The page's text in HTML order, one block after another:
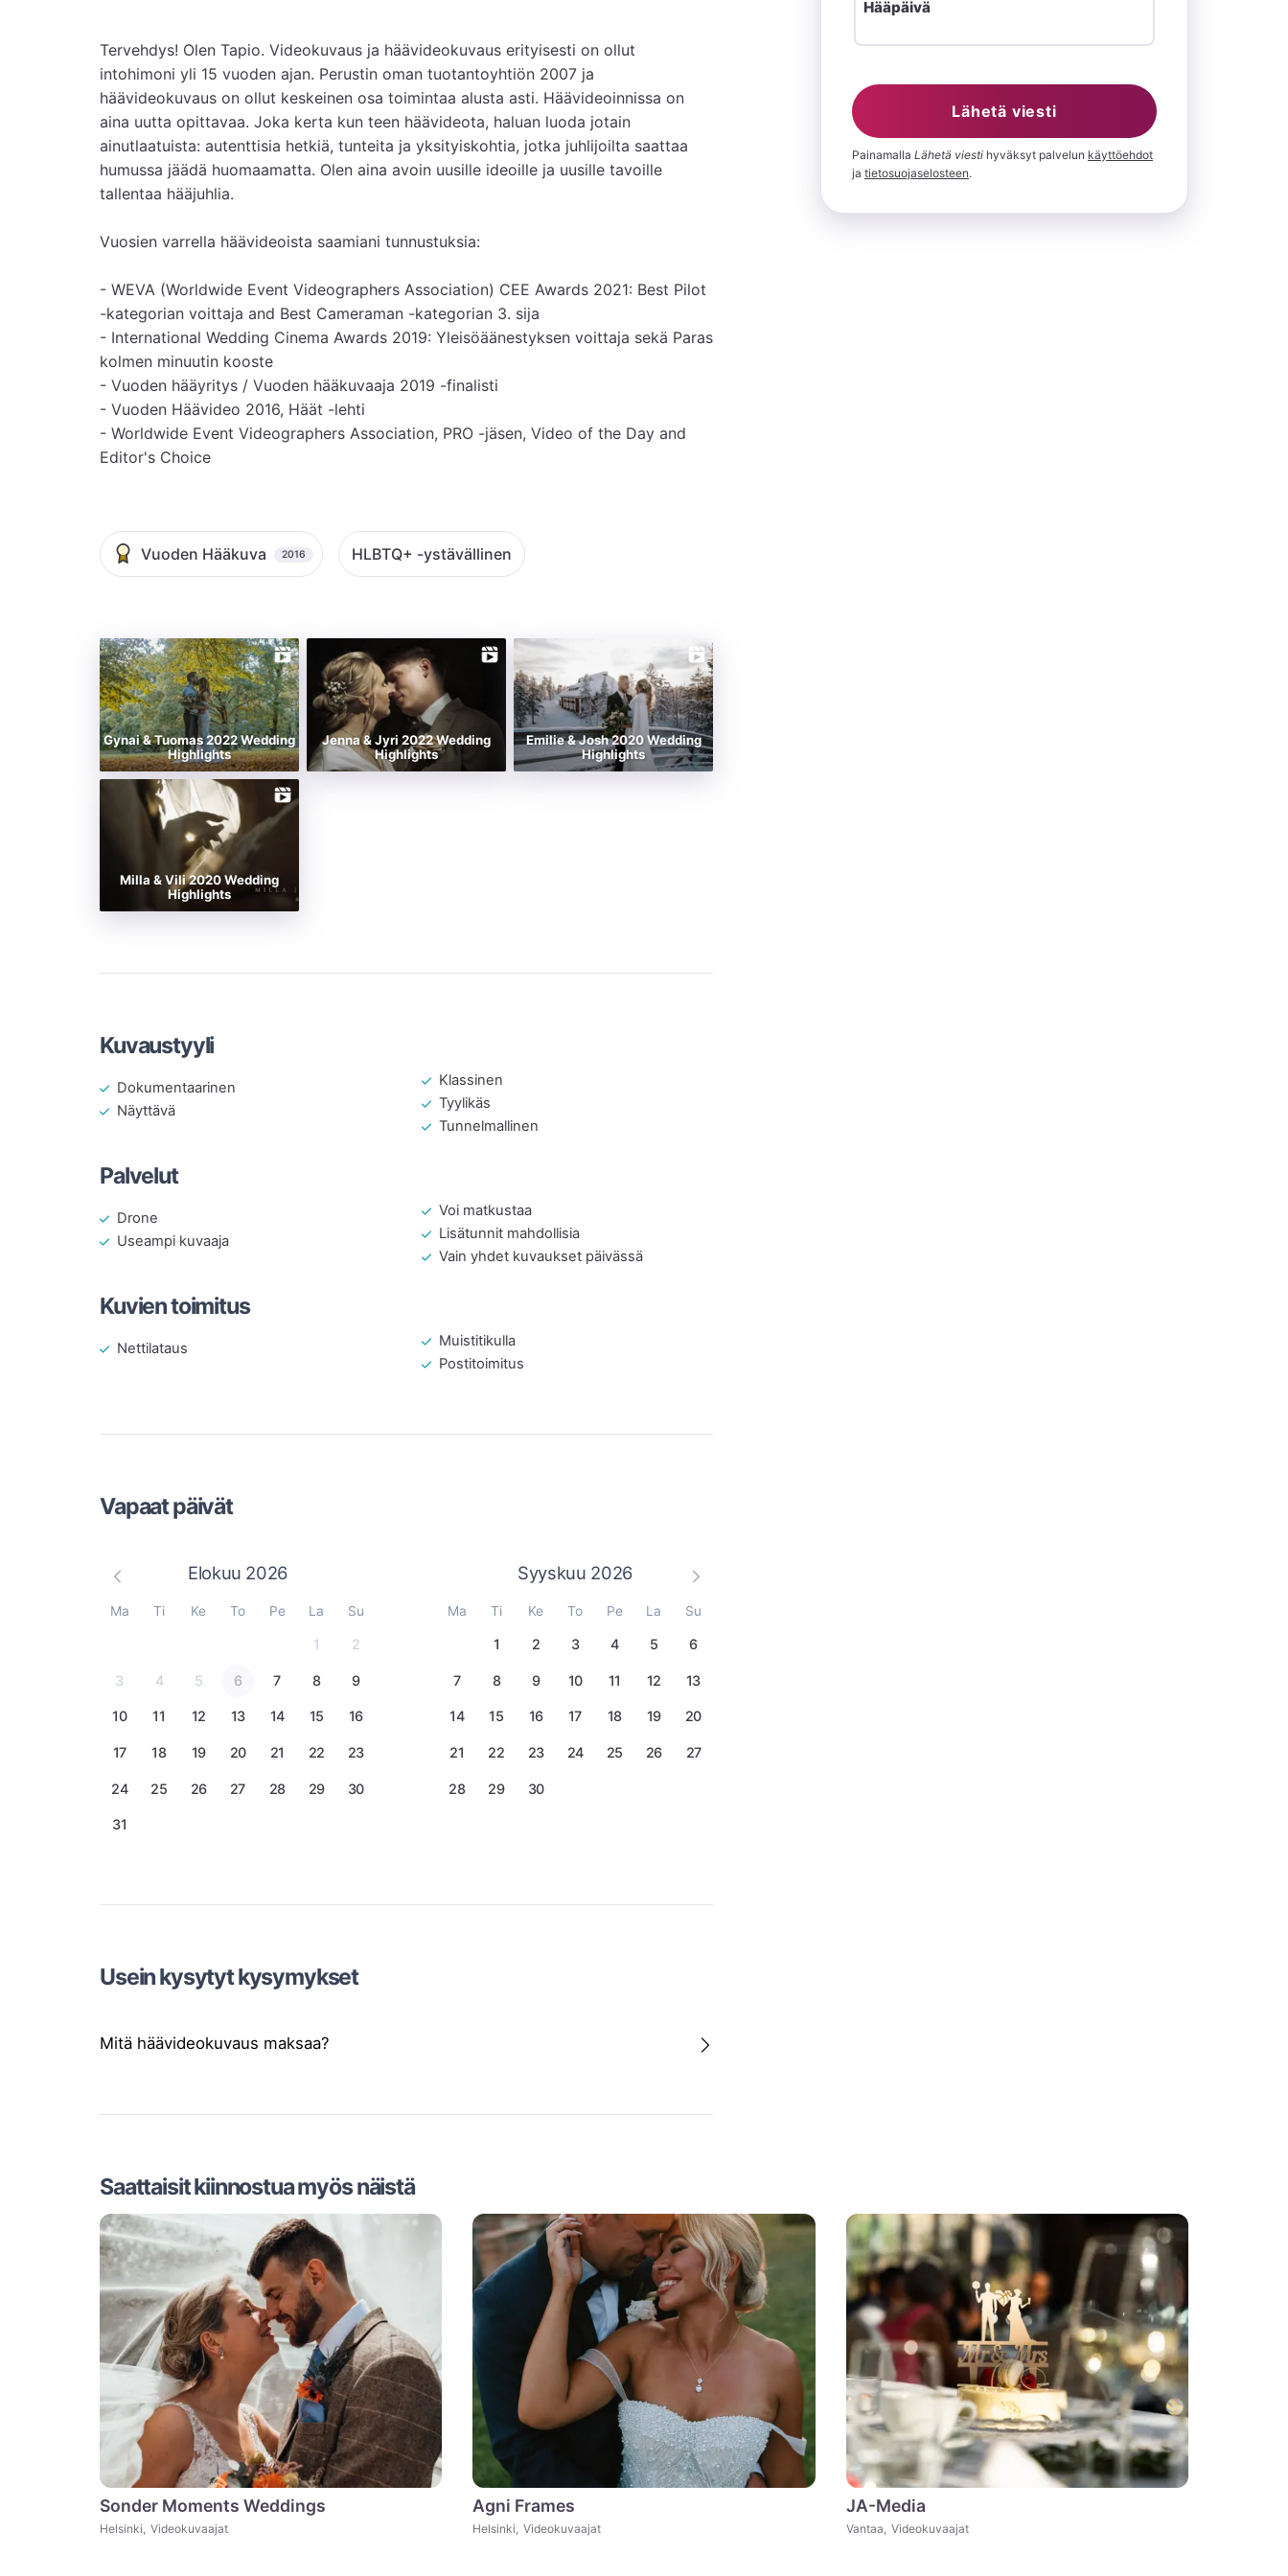
Tervehdys! Olen Tapio. Videokuvaus ja häävideokuvaus erityisesti on ollut
intohimoni yli 15 vuoden ajan. Perustin oman tuotantoyhtiön 2007 ja
häävideokuvaus on ollut keskeinen osa toimintaa alusta asti. Häävideoinnissa on
aina uutta opittavaa. Joka kerta kun teen häävideota, haluan luoda jotain
ainutlaatuista: autenttisia hetkiä, tunteita ja yksityiskohtia, jotka juhlijoilta saattaa
humussa jäädä huomaamatta. Olen aina avoin uusille ideoille ja uusille tavoille
tallentaa hääjuhlia.
Vuosien varrella häävideoista saamiani tunnustuksia:
- WEVA (Worldwide Event Videographers Association) CEE Awards 2021: Best Pilot
-kategorian voittaja and Best Cameraman -kategorian 3. sija
- International Wedding Cinema Awards 2019: Yleisöäänestyksen voittaja sekä Paras
kolmen minuutin kooste
- Vuoden hääyritys / Vuoden hääkuvaaja 2019 -finalisti
- Vuoden Häävideo 2016, Häät -lehti
- Worldwide Event Videographers Association, PRO -jäsen, Video of the Day and
Editor's Choice
Vuoden Hääkuva 2016 HLBTQ+ -ystävällinen
Gynai & Tuomas 2022 Wedding
Highlights
Jenna & Jyri 2022 Wedding
Highlights
Emilie & Josh 2020 Wedding
Highlights
Milla & Vili 2020 Wedding
Highlights
Kuvaustyyli
Dokumentaarinen
Näyttävä
Klassinen
Tyylikäs
Tunnelmallinen
Palvelut
Drone
Useampi kuvaaja
Voi matkustaa
Lisätunnit mahdollisia
Vain yhdet kuvaukset päivässä
Kuvien toimitus
Nettilataus
Muistitikulla
Postitoimitus
Vapaat päivät
Elokuu 2026
Ma Ti Ke To Pe La Su
1 2
3 4 5 6 7 8 9
10 11 12 13 14 15 16
17 18 19 20 21 22 23
24 25 26 27 28 29 30
31
Syyskuu 2026
Ma Ti Ke To Pe La Su
1 2 3 4 5 6
7 8 9 10 11 12 13
14 15 16 17 18 19 20
21 22 23 24 25 26 27
28 29 30
Usein kysytyt kysymykset
Mitä häävideokuvaus maksaa?
Hääpäivä
Lähetä viesti
Painamalla ⁨Lähetä viesti⁩ hyväksyt palvelun käyttöehdot
ja tietosuojaselosteen.
Saattaisit kiinnostua myös näistä
Sonder Moments Weddings
Helsinki Videokuvaajat
Agni Frames
Helsinki Videokuvaajat
JA-Media
Vantaa Videokuvaajat